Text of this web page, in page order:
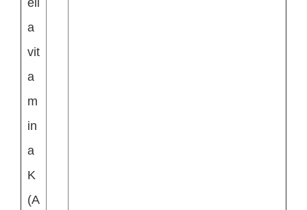
ell
a
vit
a
m
in
a
K
(A